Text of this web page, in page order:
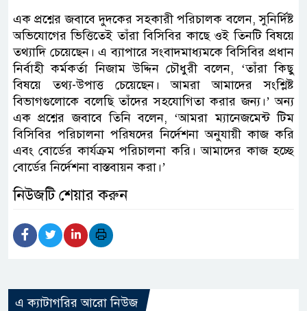
এক প্রশ্নের জবাবে দুদকের সহকারী পরিচালক বলেন, সুনির্দিষ্ট
অভিযোগের ভিত্তিতেই তাঁরা বিসিবির কাছে ওই তিনটি বিষয়ে
তথ্যাদি চেয়েছেন। এ ব্যাপারে সংবাদমাধ্যমকে বিসিবির প্রধান
নির্বাহী কর্মকর্তা নিজাম উদ্দিন চৌধুরী বলেন, ‘তাঁরা কিছু
বিষয়ে তথ্য-উপাত্ত চেয়েছেন। আমরা আমাদের সংশ্লিষ্ট
বিভাগগুলোকে বলেছি তাঁদের সহযোগিতা করার জন্য।’ অন্য
এক প্রশ্নের জবাবে তিনি বলেন, ‘আমরা ম্যানেজমেন্ট টিম
বিসিবির পরিচালনা পরিষদের নির্দেশনা অনুযায়ী কাজ করি
এবং বোর্ডের কার্যক্রম পরিচালনা করি। আমাদের কাজ হচ্ছে
বোর্ডের নির্দেশনা বাস্তবায়ন করা।’
নিউজটি শেয়ার করুন
এ ক্যাটাগরির আরো নিউজ